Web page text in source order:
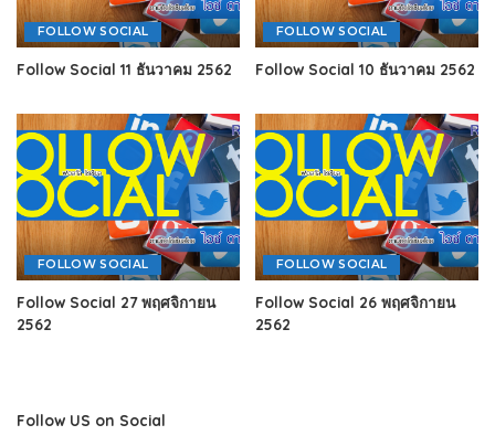
FOLLOW SOCIAL
Follow Social 11 ธันวาคม 2562
FOLLOW SOCIAL
Follow Social 10 ธันวาคม 2562
FOLLOW SOCIAL
Follow Social 27 พฤศจิกายน
2562
FOLLOW SOCIAL
Follow Social 26 พฤศจิกายน
2562
Follow US on Social